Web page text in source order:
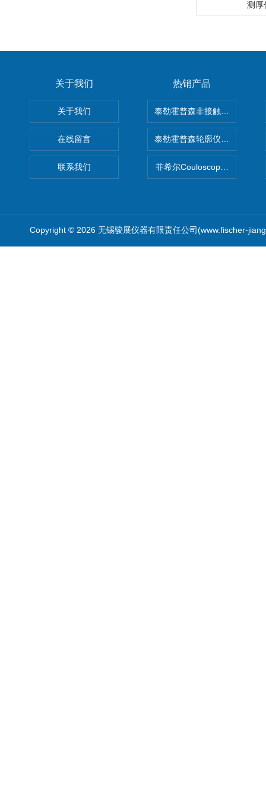
测厚
关于我们
关于我们
在线留言
联系我们
热销产品
泰勒霍普森非接触式轮廓仪
泰勒霍普森轮廓仪|TAYLOR
菲希尔Couloscope CMS2电
Copyright © 2026 无锡骏展仪器有限责任公司(www.fischer-